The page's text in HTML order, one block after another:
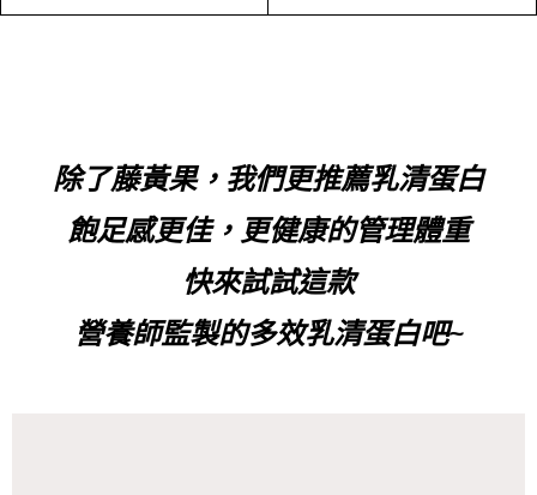
除了藤黃果， 我們更推薦乳清蛋白
飽足感更佳，更健康的管理體重
快來試試這款
營養師監製的多效乳清蛋白吧~